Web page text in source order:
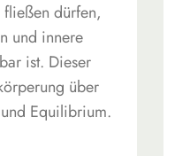
dürfen,
und innere
ist. Dieser
über
Equilibrium.